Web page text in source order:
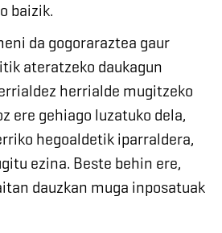
baizik.
da gogoraraztea gaur
ateratzeko daukagun
herrialde mugitzeko
ere gehiago luzatuko dela,
hegoaldetik iparraldera,
ezina. Beste behin ere,
dauzkan muga inposatuak